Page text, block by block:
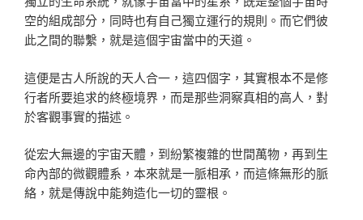
空的組成部分，同時也有自己獨立運行的規則。而它們彼
此之間的聯繫，就是這個宇宙當中的天道。
這便是古人所說的天人合一，這四個字，其實根本不是修
行者所要追求的終極境界，而是那些洞察真相的高人，對
於客觀事實的描述。
從宏大無邊的宇宙天體，到紛繁複雜的世間萬物，再到生
命內部的微觀體系，本來就是一脈相承，而這條無形的脈
絡，就是傳說中能夠造化一切的靈根。